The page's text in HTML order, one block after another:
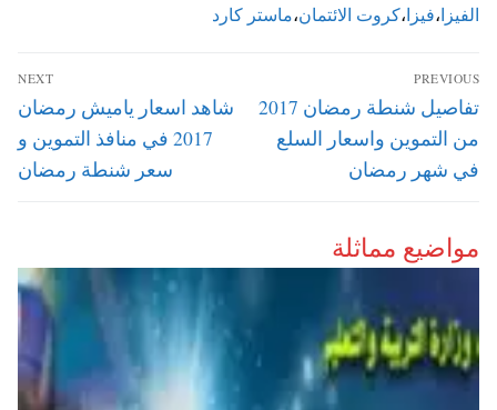
الفيزا،فيزا،كروت الائتمان،ماستر كارد
تصفّح
المقالات
PREVIOUS
Previous
تفاصيل شنطة رمضان 2017
من التموين واسعار السلع
في شهر رمضان
NEXT
Next
post:
شاهد اسعار ياميش رمضان
2017 في منافذ التموين و
سعر شنطة رمضان
مواضيع مماثلة